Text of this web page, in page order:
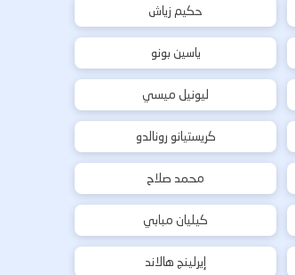
حكيم زياش
ياسين بونو
ليونيل ميسي
كريستيانو رونالدو
محمد صلاح
كيليان مبابي
إيرلينج هالاند